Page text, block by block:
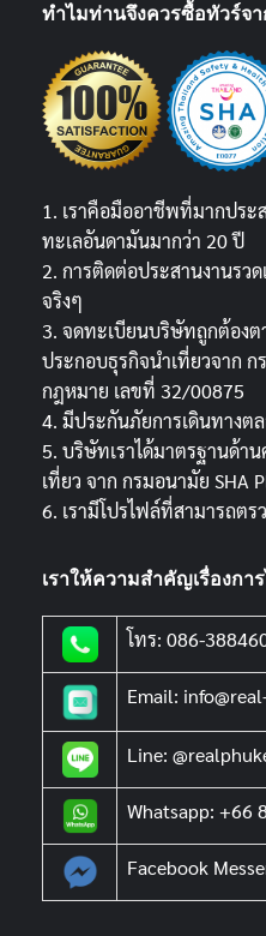
ทำไมท่านจึงควรซื้อทัวร์จา
1. เราคือมืออาชีพที่มากประ
ทะเลอันดามันมากว่า 20 ปี
2. การติดต่อประสานงานรว
จริงๆ
3. จดทะเบียนบริษัทถูกต้อง
ประกอบธุรกิจนำเที่ยวจาก ก
กฎหมาย เลขที่ 32/00875
4. มีประกันภัยการเดินทางต
5. บริษัทเราได้มาตรฐานด้า
เที่ยว จาก กรมอนามัย SHA
6. เรามีโปรไฟล์ที่สามารถตร
เราให้ความสำคัญเรื่องก
โทร: 086-
Email:
Line:
Whatsapp: +66
Facebook